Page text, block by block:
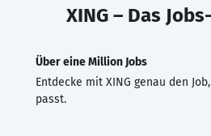
XING – Das
Über eine Million Jobs
Entdecke mit XING genau den
passt.